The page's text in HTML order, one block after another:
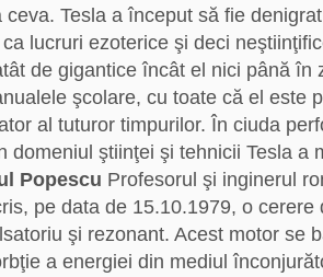
ceva. Tesla a început să fie
lucruri ezoterice şi deci
de gigantice încât el nici până în
şcolare, cu toate că el este
al tuturor timpurilor. În ciuda
domeniul ştiinţei şi tehnicii Tesla a
Popescu Profesorul şi inginerul
pe data de 15.10.1979, o cerere
şi rezonant. Acest motor se
a energiei din mediul